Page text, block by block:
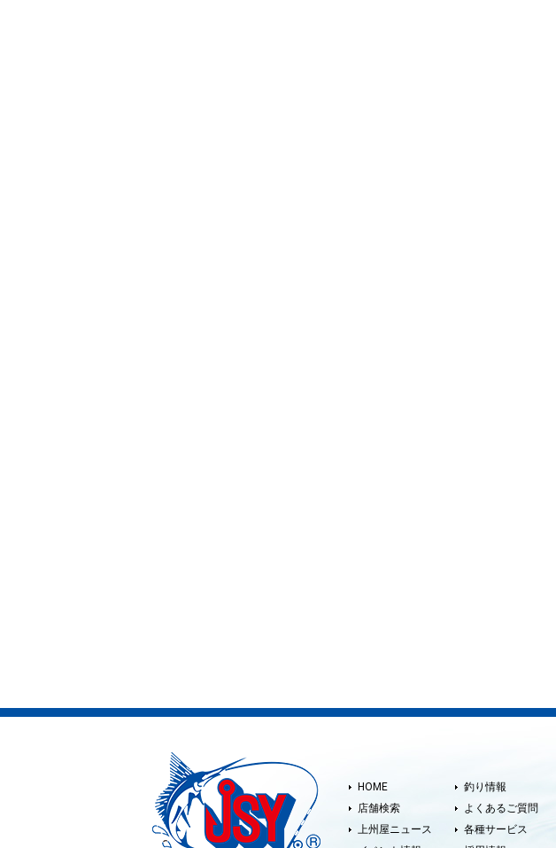
HOME
店舗検索
上州屋ニュース
釣り情報
よくあるご質問
各種サービス